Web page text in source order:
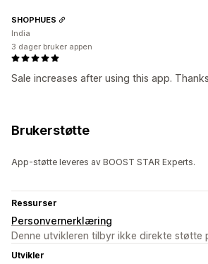
Sale increases after using this app. Thanks
SHOPHUES
India
3 dager bruker appen
Brukerstøtte
App-støtte leveres av BOOST STAR Experts.
Ressurser
Personvernerklæring
Denne utvikleren tilbyr ikke direkte støtte
Utvikler